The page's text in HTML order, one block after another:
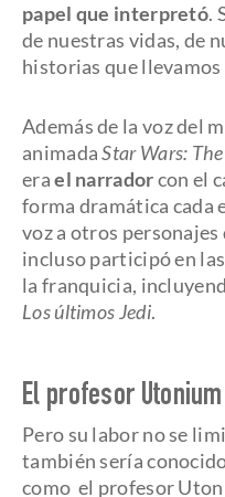
papel que interpretó.
de nuestras vidas, de
historias que
Además de la voz del
animadaStar Wars:
erael narradorcon el
forma dramática cada
voz a otros personajes
incluso participó en
la franquicia,
Los últimos Jedi.
El profesor
Pero su labor no se
también sería
como el profesor